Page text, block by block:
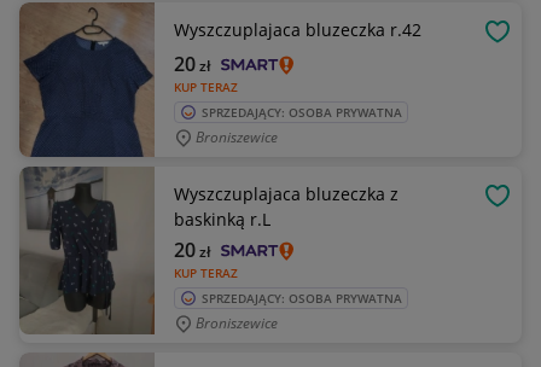
Wyszczuplajaca bluzeczka r.42
KUP TERAZ
20zł
SPRZEDAJĄCY: OSOBA PRYWATNA
Broniszewice
Wyszczuplajaca bluzeczka z
baskinką r.L
KUP TERAZ
20zł
SPRZEDAJĄCY: OSOBA PRYWATNA
Broniszewice